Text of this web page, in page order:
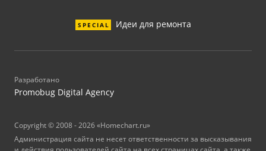
SPECIAL Идеи для ремонта
Разработано
Promobug Digital Agency
Copyright © 2008 - 2026 «Homechart.ru»
Администрация сайта не несет ответственности за высказывания